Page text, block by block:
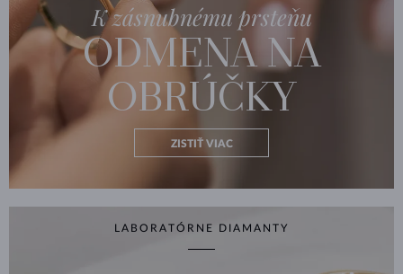
K zásnubnému prsteňu
ODMENA NA
OBRÚČKY
ZISTIŤ VIAC
LABORATÓRNE DIAMANTY